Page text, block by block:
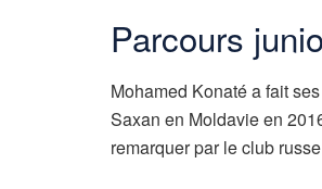
Parcours
Mohamed Konaté a fait
Saxan en Moldavie en
remarquer par le club